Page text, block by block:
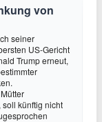
von
seiner
US-Gericht
Trump erneut,
künftig nicht